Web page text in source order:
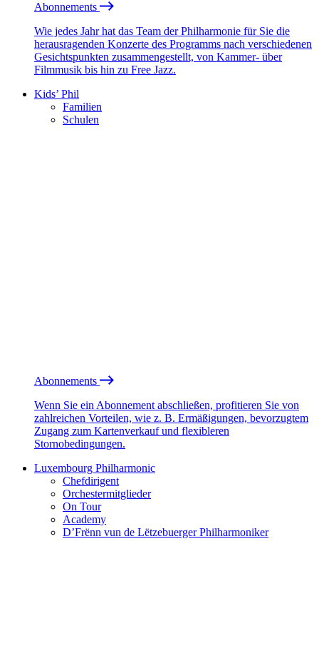
Abonnements
Wie jedes Jahr hat das Team der Philharmonie für Sie die
herausragenden Konzerte des Programms nach verschiedenen
Gesichtspunkten zusammengestellt, von Kammer- über
Filmmusik bis hin zu Free Jazz.
Kids’ Phil
Familien
Schulen
Abonnements
Wenn Sie ein Abonnement abschließen, profitieren Sie von
zahlreichen Vorteilen, wie z. B. Ermäßigungen, bevorzugtem
Zugang zum Kartenverkauf und flexibleren
Stornobedingungen.
Luxembourg Philharmonic
Chefdirigent
Orchestermitglieder
On Tour
Academy
D’Frënn vun de Lëtzebuerger Philharmoniker